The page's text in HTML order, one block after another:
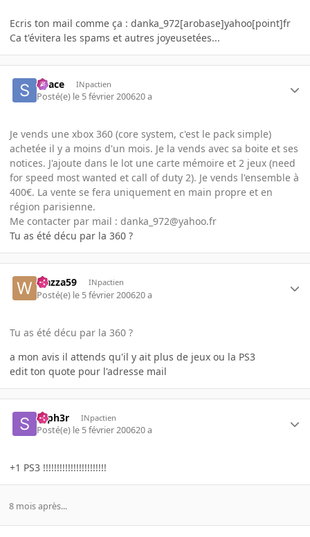
Ecris ton mail comme ça : danka_972[arobase]yahoo[point]fr
Ca t'évitera les spams et autres joyeusetées...
Space INpactien
Posté(e) le 5 février 200620 a
Je vends une xbox 360 (core system, c'est le pack simple)
achetée il y a moins d'un mois. Je la vends avec sa boite et ses
notices. J'ajoute dans le lot une carte mémoire et 2 jeux (need
for speed most wanted et call of duty 2). Je vends l'ensemble à
400€. La vente se fera uniquement en main propre et en
région parisienne.
Me contacter par mail : danka_972@yahoo.fr
Tu as été décu par la 360 ?
wazza59 INpactien
Posté(e) le 5 février 200620 a
Tu as été décu par la 360 ?
a mon avis il attends qu'il y ait plus de jeux ou la PS3
edit ton quote pour l'adresse mail
syph3r INpactien
Posté(e) le 5 février 200620 a
+1 PS3 !!!!!!!!!!!!!!!!!!!!!!!
8 mois après...